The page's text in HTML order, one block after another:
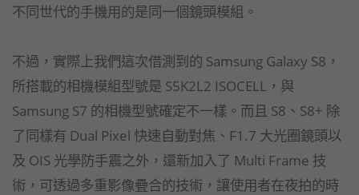
不同世代的手機用的是同一個鏡頭模組。
不過，實際上我們這次借測到的 Samsung Galaxy S8，
所搭載的相機模組型號是 S5K2L2 ISOCELL，與
Samsung S7 的相機型號確定不一樣。而且 S8、S8+ 除
了同樣有 Dual Pixel 快速自動對焦、F1.7 大光圈鏡頭以
及 OIS 光學防手震之外，還新加入了 Multi Frame 技
術，可透過多重影像疊合的技術，讓使用者在夜拍的時